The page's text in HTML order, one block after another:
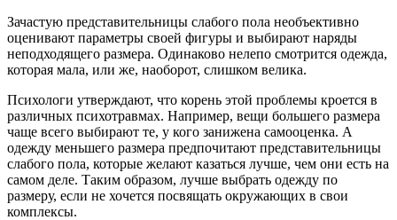
Зачастую представительницы слабого пола необъективно
оценивают параметры своей фигуры и выбирают наряды
неподходящего размера. Одинаково нелепо смотрится одежда,
которая мала, или же, наоборот, слишком велика.
Психологи утверждают, что корень этой проблемы кроется в
различных психотравмах. Например, вещи большего размера
чаще всего выбирают те, у кого занижена самооценка. А
одежду меньшего размера предпочитают представительницы
слабого пола, которые желают казаться лучше, чем они есть на
самом деле. Таким образом, лучше выбрать одежду по
размеру, если не хочется посвящать окружающих в свои
комплексы.